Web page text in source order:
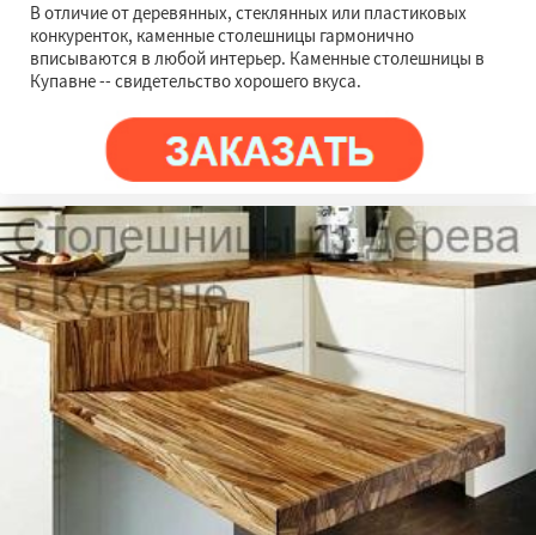
В отличие от деревянных, стеклянных или пластиковых
конкуренток, каменные столешницы гармонично
вписываются в любой интерьер. Каменные столешницы в
Купавне -- свидетельство хорошего вкуса.